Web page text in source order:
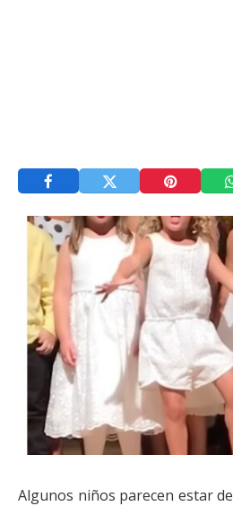
Algunos niños parecen estar